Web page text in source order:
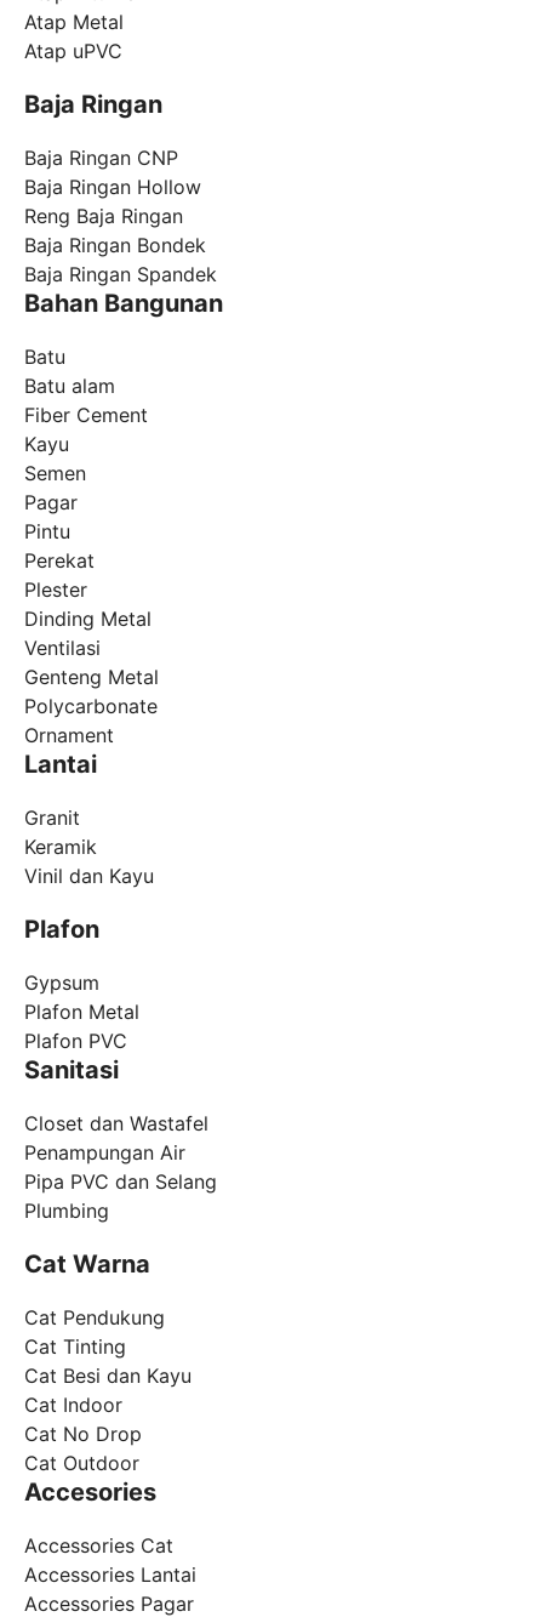
Atap Metal
Atap uPVC
Baja Ringan
Baja Ringan CNP
Baja Ringan Hollow
Reng Baja Ringan
Baja Ringan Bondek
Baja Ringan Spandek
Bahan Bangunan
Batu
Batu alam
Fiber Cement
Kayu
Semen
Pagar
Pintu
Perekat
Plester
Dinding Metal
Ventilasi
Genteng Metal
Polycarbonate
Ornament
Lantai
Granit
Keramik
Vinil dan Kayu
Plafon
Gypsum
Plafon Metal
Plafon PVC
Sanitasi
Closet dan Wastafel
Penampungan Air
Pipa PVC dan Selang
Plumbing
Cat Warna
Cat Pendukung
Cat Tinting
Cat Besi dan Kayu
Cat Indoor
Cat No Drop
Cat Outdoor
Accesories
Accessories Cat
Accessories Lantai
Accessories Pagar